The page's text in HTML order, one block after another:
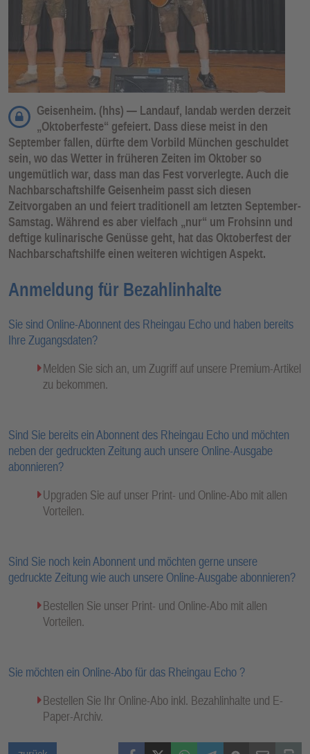
Geisenheim. (hhs) — Landauf, landab werden derzeit
„Oktoberfeste“ gefeiert. Dass diese meist in den
September fallen, dürfte dem Vorbild München geschuldet
sein, wo das Wetter in früheren Zeiten im Oktober so
ungemütlich war, dass man das Fest vorverlegte. Auch die
Nachbarschaftshilfe Geisenheim passt sich diesen
Zeitvorgaben an und feiert traditionell am letzten September-
Samstag. Während es aber vielfach „nur“ um Frohsinn und
deftige kulinarische Genüsse geht, hat das Oktoberfest der
Nachbarschaftshilfe einen weiteren wichtigen Aspekt.
Anmeldung für Bezahlinhalte
Sie sind Online-Abonnent des Rheingau Echo und haben bereits
Ihre Zugangsdaten?
Melden Sie sich an, um Zugriff auf unsere Premium-Artikel
zu bekommen.
Sind Sie bereits ein Abonnent des Rheingau Echo und möchten
neben der gedruckten Zeitung auch unsere Online-Ausgabe
abonnieren?
Upgraden Sie auf unser Print- und Online-Abo mit allen
Vorteilen.
Sind Sie noch kein Abonnent und möchten gerne unsere
gedruckte Zeitung wie auch unsere Online-Ausgabe abonnieren?
Bestellen Sie unser Print- und Online-Abo mit allen
Vorteilen.
Sie möchten ein Online-Abo für das Rheingau Echo ?
Bestellen Sie Ihr Online-Abo inkl. Bezahlinhalte und E-
Paper-Archiv.
FacebookX (Twitter)WhatsAppTelegramThreemaMail Print